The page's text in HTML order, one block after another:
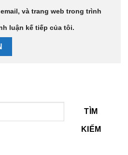
và trang web trong trình
luận kế tiếp của tôi.
TÌM
KIẾM